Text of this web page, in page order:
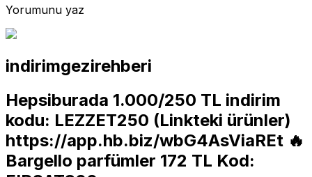
Yorumunu yaz
indirimgezirehberi
Hepsiburada 1.000/250 TL indirim
kodu: LEZZET250 (Linkteki ürünler)
https://app.hb.biz/wbG4AsViaREt 🔥
Bargello parfümler 172 TL Kod: